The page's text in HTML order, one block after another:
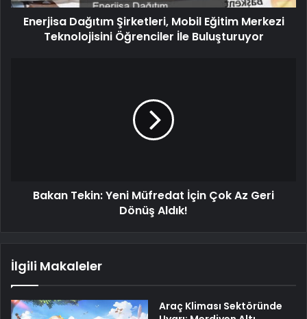
Enerjisa Dağıtım Şirketleri, Mobil Eğitim Merkezi
Teknolojisini Öğrenciler İle Buluşturuyor
Bakan Tekin: Yeni Müfredat İçin Çok Az Geri
Dönüş Aldık!
İlgili Makaleler
Araç Kliması Sektöründe